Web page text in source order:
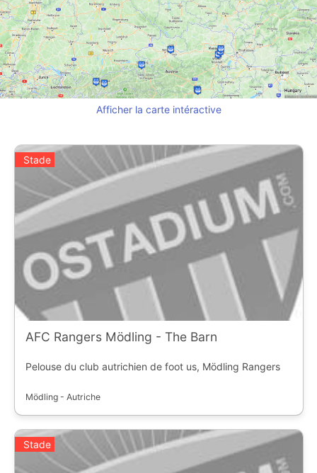
Afficher la carte intéractive
Stade
AFC Rangers Mödling - The Barn
Pelouse du club autrichien de foot us, Mödling Rangers
Mödling - Autriche
Stade